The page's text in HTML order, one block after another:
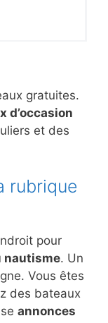
gratuites.
d’occasion
et des
rubrique
pour
nautisme. Un
Vous êtes
des bateaux
annonces